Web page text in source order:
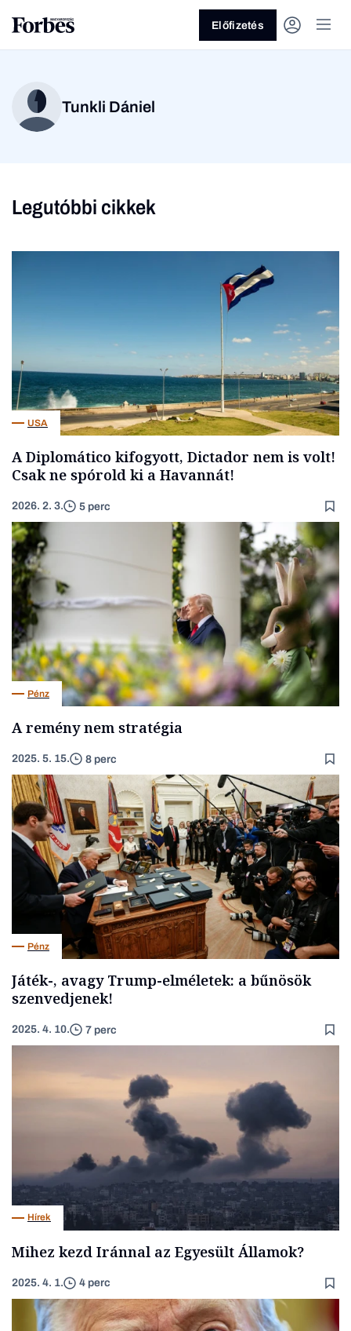
Előfizetés
Tunkli Dániel
Legutóbbi cikkek
USA
A Diplomático kifogyott, Dictador nem is volt!
Csak ne spórold ki a Havannát!
2026. 2. 3. 5 perc
Pénz
A remény nem stratégia
2025. 5. 15. 8 perc
Pénz
Játék-, avagy Trump-elméletek: a bűnösök
szenvedjenek!
2025. 4. 10. 7 perc
Hírek
Mihez kezd Iránnal az Egyesült Államok?
2025. 4. 1. 4 perc